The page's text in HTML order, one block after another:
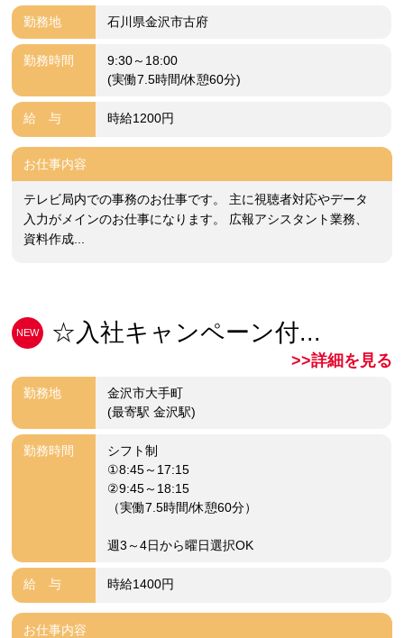
勤務地 石川県金沢市古府
勤務時間
9:30～18:00
(実働7.5時間/休憩60分)
給 与 時給1200円
お仕事内容
テレビ局内での事務のお仕事です。 主に視聴者対応やデータ
入力がメインのお仕事になります。 広報アシスタント業務、
資料作成...
NEW ☆入社キャンペーン付...
>>詳細を見る
勤務地
金沢市大手町
(最寄駅 金沢駅)
勤務時間
シフト制
①8:45～17:15
②9:45～18:15
（実働7.5時間/休憩60分）
週3～4日から曜日選択OK
給 与 時給1400円
お仕事内容